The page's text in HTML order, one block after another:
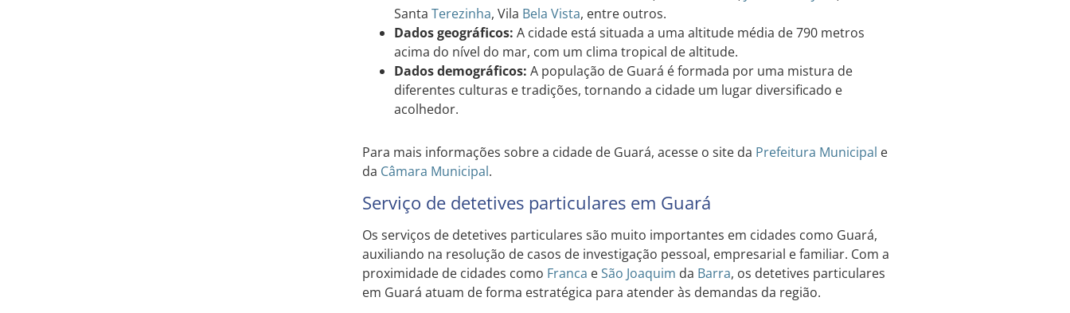
Santa Terezinha, Vila Bela Vista, entre outros.
Dados geográficos: A cidade está situada a uma altitude média de 790 metros
acima do nível do mar, com um clima tropical de altitude.
Dados demográficos: A população de Guará é formada por uma mistura de
diferentes culturas e tradições, tornando a cidade um lugar diversificado e
acolhedor.
Para mais informações sobre a cidade de Guará, acesse o site da Prefeitura Municipal e
da Câmara Municipal.
Serviço de detetives particulares em Guará
Os serviços de detetives particulares são muito importantes em cidades como Guará,
auxiliando na resolução de casos de investigação pessoal, empresarial e familiar. Com a
proximidade de cidades como Franca eSão Joaquim da Barra, os detetives particulares
em Guará atuam de forma estratégica para atender às demandas da região.